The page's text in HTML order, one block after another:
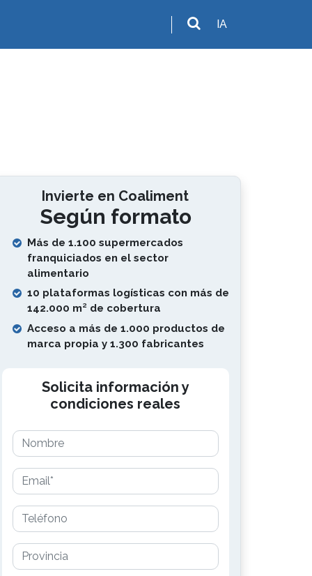
IA
Invierte en Coaliment
Según formato
Más de 1.100 supermercados
franquiciados en el sector
alimentario
10 plataformas logísticas con más de
142.000 m² de cobertura
Acceso a más de 1.000 productos de
marca propia y 1.300 fabricantes
Solicita información y
condiciones reales